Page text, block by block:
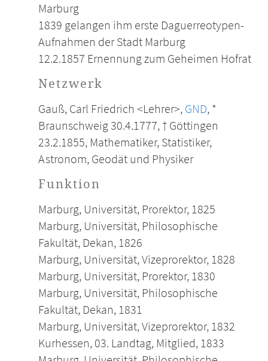
Marburg
1839 gelangen ihm erste Daguerreotypen-
Aufnahmen der Stadt Marburg
12.2.1857 Ernennung zum Geheimen Hofrat
Netzwerk
Gauß, Carl Friedrich <Lehrer>, GND, *
Braunschweig 30.4.1777, † Göttingen
23.2.1855, Mathematiker, Statistiker,
Astronom, Geodät und Physiker
Funktion
Marburg, Universität, Prorektor, 1825
Marburg, Universität, Philosophische
Fakultät, Dekan, 1826
Marburg, Universität, Vizeprorektor, 1828
Marburg, Universität, Prorektor, 1830
Marburg, Universität, Philosophische
Fakultät, Dekan, 1831
Marburg, Universität, Vizeprorektor, 1832
Kurhessen, 03. Landtag, Mitglied, 1833